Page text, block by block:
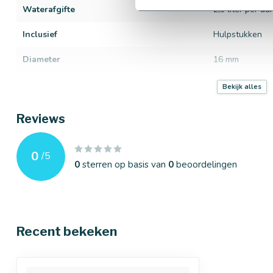
Waterafgifte 2,3 liter per uur
Inclusief Hulpstukken
Diameter 16 mm
30 cm
Type
Bekijk alles
Reviews
0 /5
0sterren op basis van 0beoordelingen
Recent bekeken